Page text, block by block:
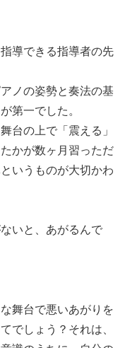
導できる指導者の先
ノの姿勢と奏法の基
第一でした。
台の上で「震える」
かが数ヶ月習っただ
いうものが大切かわ
いと、あがるんで
舞台で悪いあがりを
でしょう？それは、